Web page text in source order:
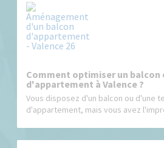
Comment optimiser un balcon
d'appartement à Valence ?
Vous disposez d'un balcon ou d'une
d'appartement, mais vous avez